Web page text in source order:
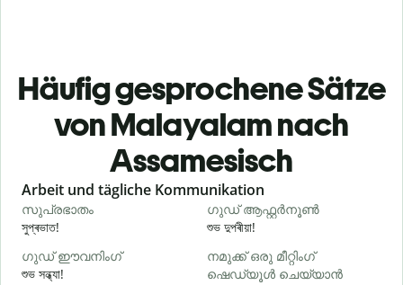
Häufig gesprochene Sätze
von Malayalam nach
Assamesisch
Slide 1 of 6
Arbeit und tägliche Kommunikation
സുപ്രഭാതം
সুপ্ৰভাত!
ഗുഡ് ആഫ്റ്റർനൂൺ
শুভ দুপৰীয়া!
ഗുഡ് ഈവനിംഗ്
শুভ সন্ধ্যা!
നമുക്ക് ഒരു മീറ്റിംഗ്
ഷെഡ്യൂൾ ചെയ്യാൻ